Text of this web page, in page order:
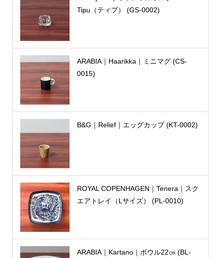
Tipu（ティプ） (GS-0002)
ARABIA｜Haarikka｜ミニマグ (CS-
0015)
B&G｜Relief｜エッグカップ (KT-0002)
ROYAL COPENHAGEN｜Tenera｜スク
エアトレイ（Ⅼサイズ） (PL-0010)
ARABIA｜Kartano｜ボウル22㎝ (BL-